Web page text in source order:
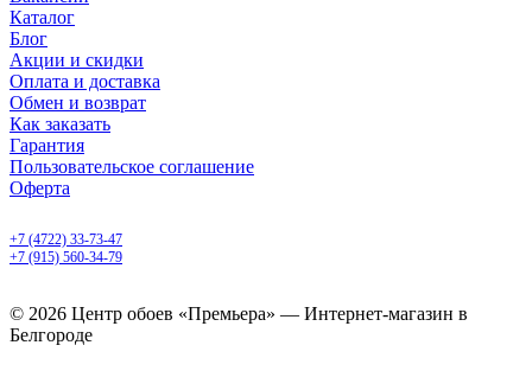
Каталог
Блог
Акции и скидки
Оплата и доставка
Обмен и возврат
Как заказать
Гарантия
Пользовательское соглашение
Оферта
+7 (4722) 33-73-47
+7 (915) 560-34-79
© 2026 Центр обоев «Премьера» — Интернет-магазин в
Белгороде